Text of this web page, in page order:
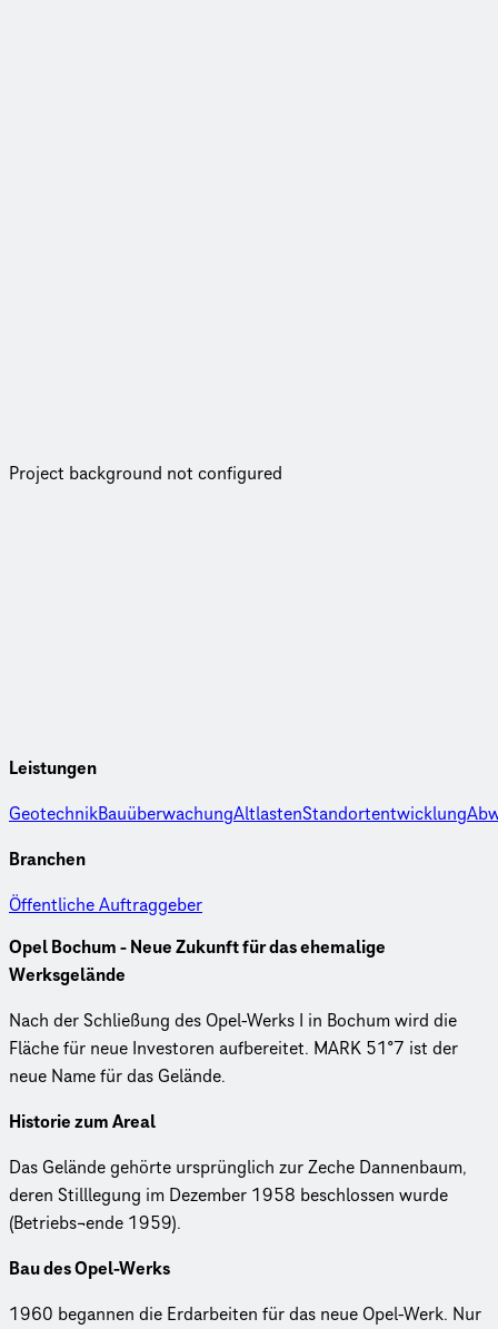
Project background not configured
Leistungen
GeotechnikBauüberwachungAltlastenStandortentwicklung
Branchen
Öffentliche Auftraggeber
Opel Bochum - Neue Zukunft für das ehemalige
Werksgelände
Nach der Schließung des Opel-Werks I in Bochum wird die
Fläche für neue Investoren aufbereitet. MARK 51°7 ist der
neue Name für das Gelände.
Historie zum Areal
Das Gelände gehörte ursprünglich zur Zeche Dannenbaum,
deren Stilllegung im Dezember 1958 beschlossen wurde
(Betriebs¬ende 1959).
Bau des Opel-Werks
1960 begannen die Erdarbeiten für das neue Opel-Werk. Nur